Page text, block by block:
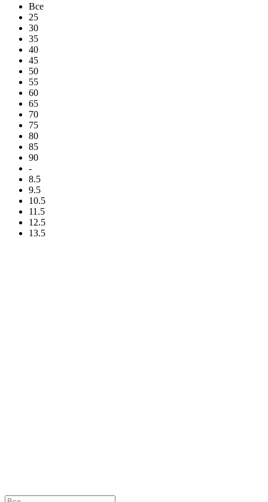
Все
25
30
35
40
45
50
55
60
65
70
75
80
85
90
-
8.5
9.5
10.5
11.5
12.5
13.5